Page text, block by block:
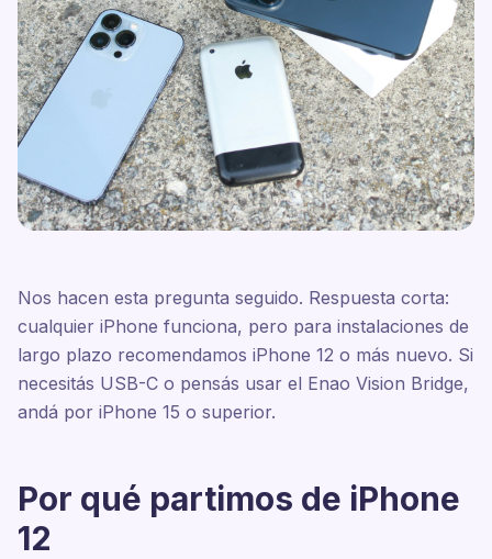
Nos hacen esta pregunta seguido. Respuesta corta:
cualquier iPhone funciona, pero para instalaciones de
largo plazo recomendamos iPhone 12 o más nuevo. Si
necesitás USB-C o pensás usar el Enao Vision Bridge,
andá por iPhone 15 o superior.
Por qué partimos de iPhone
12